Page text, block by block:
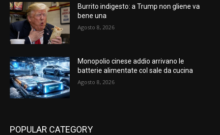
Burrito indigesto: a Trump non gliene va
bene una
Agosto 8, 2026
Monopolio cinese addio arrivano le
batterie alimentate col sale da cucina
Agosto 8, 2026
POPULAR CATEGORY